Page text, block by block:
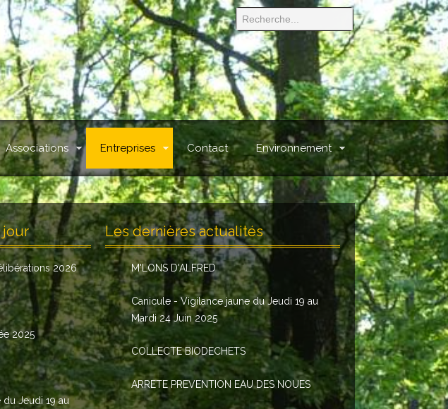
Associations Entreprises Contact Environnement
jour
2026
2025
Jeudi 19 au
Les dernières actualités
M'LONS D'ALFRED
Canicule - Vigilance jaune du Jeudi 19 au
Mardi 24 Juin 2025
COLLECTE BIODECHETS
ARRETE PREVENTION EAU DES NOUES